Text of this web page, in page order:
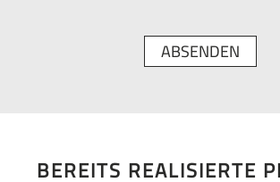
ABSENDEN
BEREITS REALISIERTE